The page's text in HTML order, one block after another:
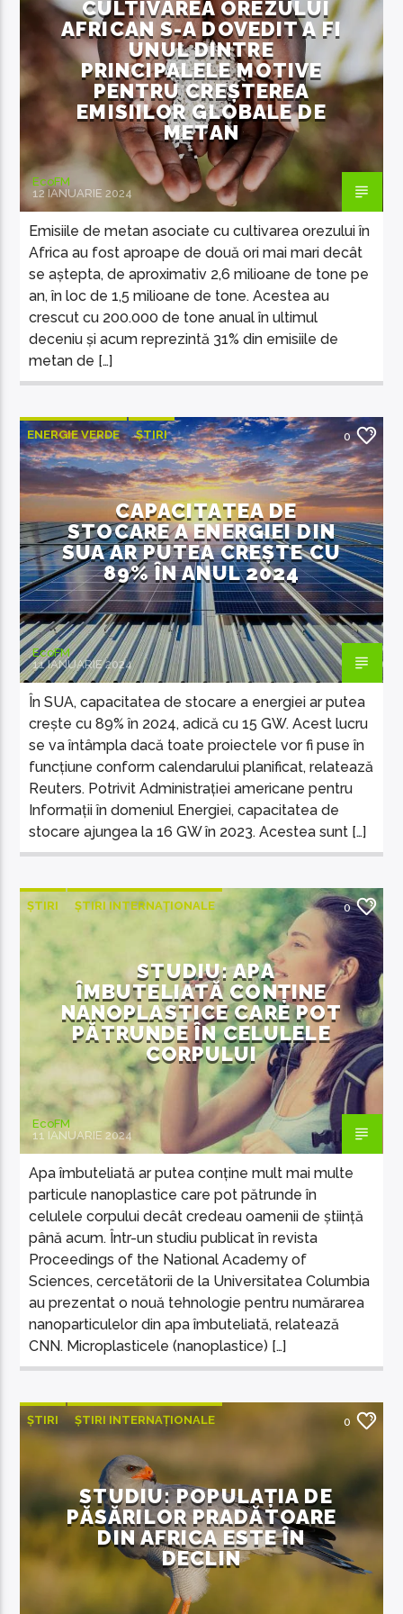
EcoFM Chisinau
CULTIVAREA OREZULUI
AFRICAN S-A DOVEDIT A FI
UNUL DINTRE
PRINCIPALELE MOTIVE
PENTRU CREȘTEREA
EMISIILOR GLOBALE DE
METAN
EcoFM
12 IANUARIE 2024
Emisiile de metan asociate cu cultivarea orezului în
Africa au fost aproape de două ori mai mari decât
se aștepta, de aproximativ 2,6 milioane de tone pe
an, în loc de 1,5 milioane de tone. Acestea au
crescut cu 200.000 de tone anual în ultimul
deceniu și acum reprezintă 31% din emisiile de
metan de […]
ENERGIE VERDE ȘTIRI
ȘTIRI INTERNAȚIONALE
0
CAPACITATEA DE
STOCARE A ENERGIEI DIN
SUA AR PUTEA CREȘTE CU
89% ÎN ANUL 2024
EcoFM
11 IANUARIE 2024
În SUA, capacitatea de stocare a energiei ar putea
crește cu 89% în 2024, adică cu 15 GW. Acest lucru
se va întâmpla dacă toate proiectele vor fi puse în
funcțiune conform calendarului planificat, relatează
Reuters. Potrivit Administrației americane pentru
Informații în domeniul Energiei, capacitatea de
stocare ajungea la 16 GW în 2023. Acestea sunt […]
ȘTIRI ȘTIRI INTERNAȚIONALE 0
STUDIU: APA
ÎMBUTELIATĂ CONȚINE
NANOPLASTICE CARE POT
PĂTRUNDE ÎN CELULELE
CORPULUI
EcoFM
11 IANUARIE 2024
Apa îmbuteliată ar putea conține mult mai multe
particule nanoplastice care pot pătrunde în
celulele corpului decât credeau oamenii de știință
până acum. Într-un studiu publicat în revista
Proceedings of the National Academy of
Sciences, cercetătorii de la Universitatea Columbia
au prezentat o nouă tehnologie pentru numărarea
nanoparticulelor din apa îmbuteliată, relatează
CNN. Microplasticele (nanoplastice) […]
ȘTIRI ȘTIRI INTERNAȚIONALE 0
STUDIU: POPULAȚIA DE
PĂSĂRILOR PRADĂTOARE
DIN AFRICA ESTE ÎN
DECLIN